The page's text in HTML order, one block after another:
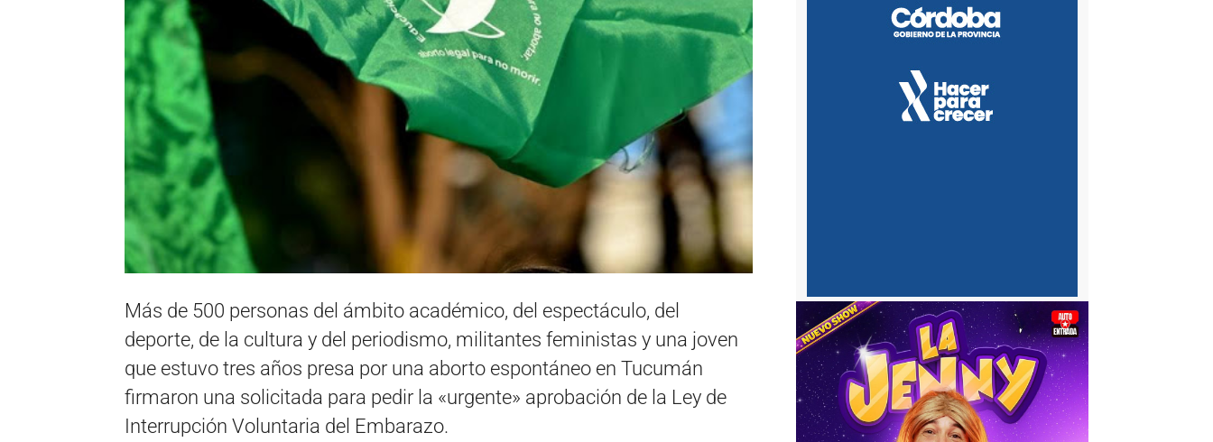
Más de 500 personas del ámbito académico, del espectáculo, del
deporte, de la cultura y del periodismo, militantes feministas y una joven
que estuvo tres años presa por una aborto espontáneo en Tucumán
firmaron una solicitada para pedir la «urgente» aprobación de la Ley de
Interrupción Voluntaria del Embarazo.